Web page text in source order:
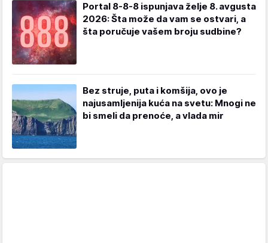
Portal 8-8-8 ispunjava želje 8. avgusta
2026: Šta može da vam se ostvari, a
šta poručuje vašem broju sudbine?
Bez struje, puta i komšija, ovo je
najusamljenija kuća na svetu: Mnogi ne
bi smeli da prenoće, a vlada mir